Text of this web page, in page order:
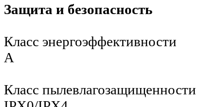
Защита и безопасность
Класс энергоэффективности
A
Класс пылевлагозащищенности